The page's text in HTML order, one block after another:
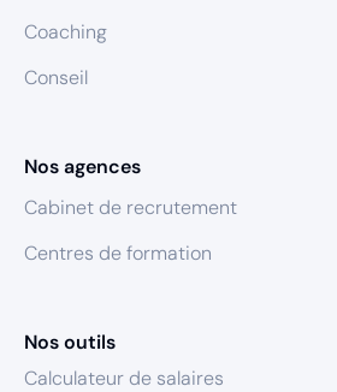
Coaching
Conseil
Nos agences
Cabinet de recrutement
Centres de formation
Nos outils
Calculateur de salaires